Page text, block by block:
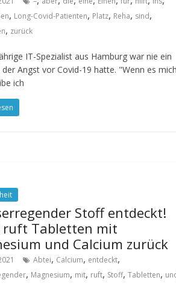
, Long-Covid-Patienten, Platz, Reha, sind,
, zurück
IT-Spezialist aus Hamburg war nie ein
der Angst vor Covid-19 hatte. "Wenn es mich
ich
Stoff entdeckt!
ruft Tabletten mit
und Calcium zurück
Abtei, Calcium, entdeckt,
, Magnesium, mit, ruft, Stoff,Tabletten,